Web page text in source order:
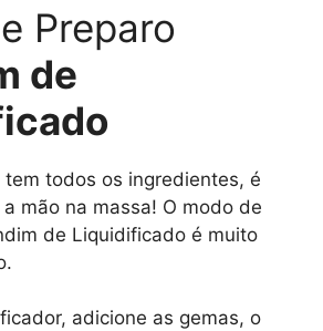
Preparo
de
tem todos os ingredientes, é
mão na massa! O modo de
de Liquidificado é muito
adicione as gemas, o